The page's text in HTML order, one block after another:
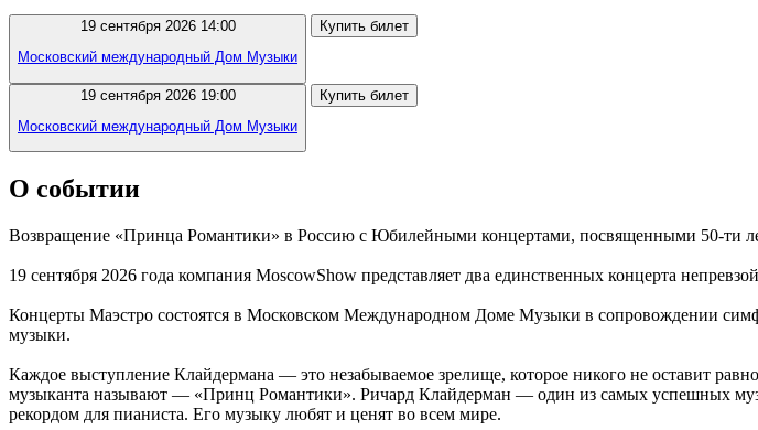
19 сентября 2026 14:00
Московский международный Дом Музыки
Купить билет
19 сентября 2026 19:00
Московский международный Дом Музыки
Купить билет
О событии
Возвращение «Принца Романтики» в Россию с Юбилейными концертами, посвященными 50-ти
19 сентября 2026 года компания MoscowShow представляет два единственных концерта
Концерты Маэстро состоятся в Московском Международном Доме Музыки в сопровождении
музыки.
Каждое выступление Клайдермана — это незабываемое зрелище, которое никого не оставит
музыканта называют — «Принц Романтики». Ричард Клайдерман — один из самых успешных
рекордом для пианиста. Его музыку любят и ценят во всем мире.